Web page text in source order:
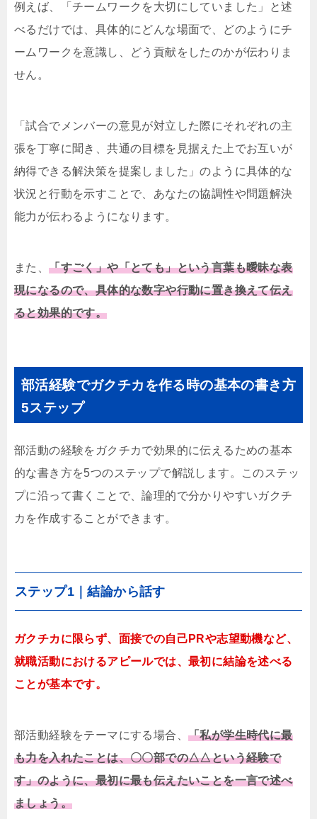
例えば、「チームワークを大切にしていました」と述
べるだけでは、具体的にどんな場面で、どのようにチ
ームワークを意識し、どう貢献をしたのかが伝わりま
せん。
「試合でメンバーの意見が対立した際にそれぞれの主
張を丁寧に聞き、共通の目標を見据えた上でお互いが
納得できる解決策を提案しました」のように具体的な
状況と行動を示すことで、あなたの協調性や問題解決
能力が伝わるようになります。
また、「すごく」や「とても」という言葉も曖昧な表
現になるので、具体的な数字や行動に置き換えて伝え
ると効果的です。
部活経験でガクチカを作る時の基本の書き方
5ステップ
部活動の経験をガクチカで効果的に伝えるための基本
的な書き方を5つのステップで解説します。このステッ
プに沿って書くことで、論理的で分かりやすいガクチ
カを作成することができます。
ステップ1｜結論から話す
ガクチカに限らず、面接での自己PRや志望動機など、
就職活動におけるアピールでは、最初に結論を述べる
ことが基本です。
部活動経験をテーマにする場合、 「私が学生時代に最
も力を入れたことは、〇〇部での△△という経験で
す」のように、最初に最も伝えたいことを一言で述べ
ましょう。